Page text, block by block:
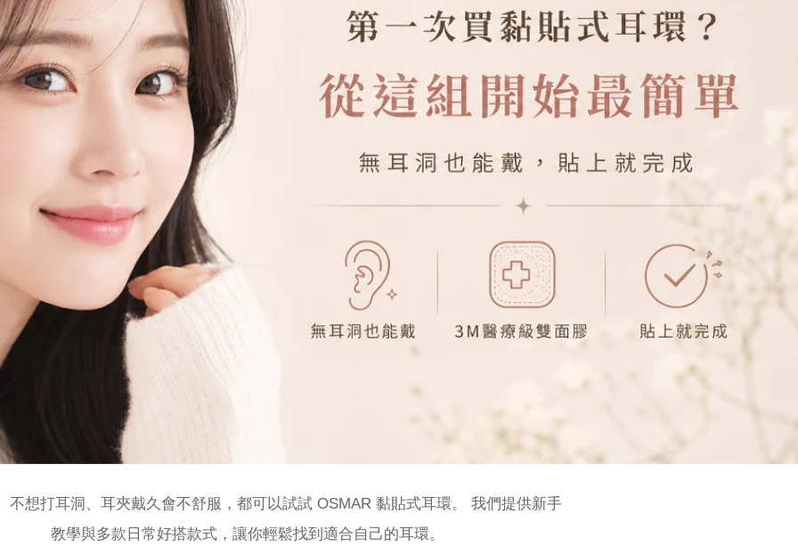
不想打耳洞、耳夾戴久會不舒服，都可以試試 OSMAR 黏貼式耳環。 我們提供新手
教學與多款日常好搭款式，讓你輕鬆找到適合自己的耳環。